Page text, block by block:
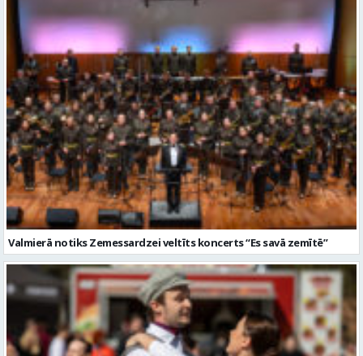
Valmierā notiks Zemessardzei veltīts koncerts “Es savā zemītē”